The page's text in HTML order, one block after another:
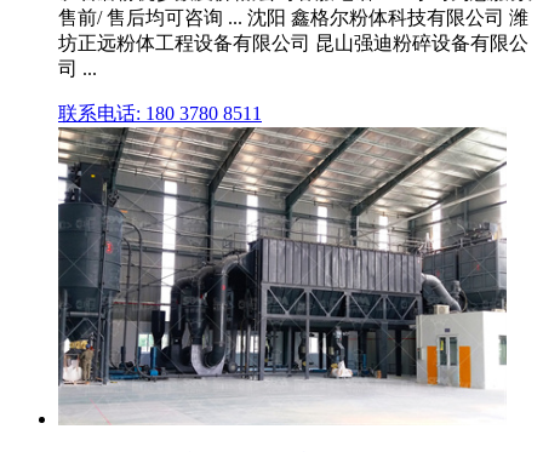
售前/ 售后均可咨询 ... 沈阳 鑫格尔粉体科技有限公司 潍
坊正远粉体工程设备有限公司 昆山强迪粉碎设备有限公
司 ...
联系电话: 180 3780 8511